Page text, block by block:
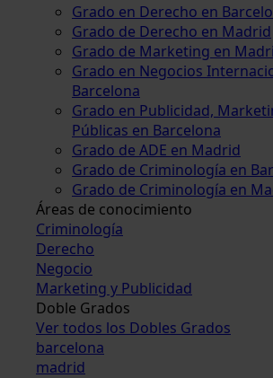
Grado en Derecho en
Grado de Derecho en Madrid
Grado de Marketing en
Grado en Negocios
Barcelona
Grado en Publicidad,
Públicas en Barcelona
Grado de ADE en Madrid
Grado de Criminología en
Grado de Criminología en
Áreas de conocimiento
Criminología
Derecho
Negocio
Marketing y Publicidad
Doble Grados
Ver todos los Dobles Grados
barcelona
madrid